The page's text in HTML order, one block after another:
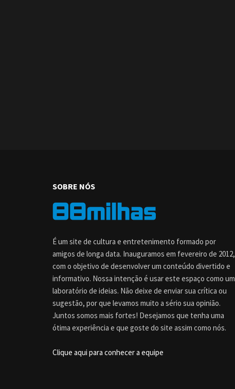
SOBRE NÓS
É um site de cultura e entretenimento formado por
amigos de longa data. Inauguramos em fevereiro de 2012,
com o objetivo de desenvolver um conteúdo divertido e
informativo. Nossa intenção é usar este espaço como um
laboratório de ideias. Não deixe de enviar sua crítica ou
sugestão, por que levamos muito a sério sua opinião.
Juntos somos mais fortes! Desejamos que tenha uma
ótima experiência e que goste do site assim como nós.
Clique aqui para conhecer a equipe